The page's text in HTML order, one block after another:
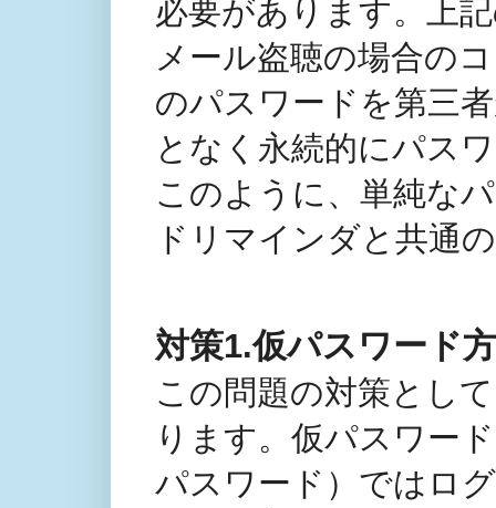
必要があります。上
メール盗聴の場合の
のパスワードを第三
となく永続的にパス
このように、単純な
ドリマインダと共通
対策1.仮パスワード
この問題の対策とし
ります。仮パスワー
パスワード）ではロ